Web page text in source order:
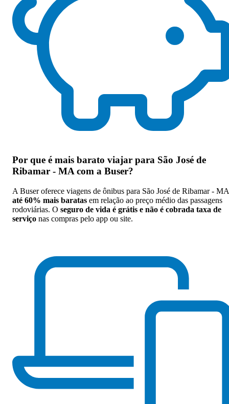
Por que é mais barato viajar para São José de
Ribamar - MA com a Buser?
A Buser oferece viagens de ônibus para São José de Ribamar - MA
até 60% mais baratas em relação ao preço médio das passagens
rodoviárias. O seguro de vida é grátis e não é cobrada taxa de
serviço nas compras pelo app ou site.